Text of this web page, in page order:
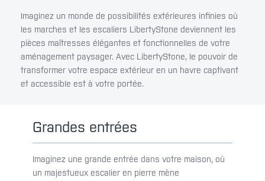
Imaginez un monde de possibilités extérieures infinies où
les marches et les escaliers LibertyStone deviennent les
pièces maîtresses élégantes et fonctionnelles de votre
aménagement paysager. Avec LibertyStone, le pouvoir de
transformer votre espace extérieur en un havre captivant
et accessible est à votre portée.
Grandes entrées
Imaginez une grande entrée dans votre maison, où
un majestueux escalier en pierre mène